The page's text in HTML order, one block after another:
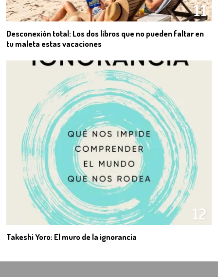
11
Desconexión total: Los dos libros que no pueden faltar en
tu maleta estas vacaciones
12
Takeshi Yoro: El muro de la ignorancia